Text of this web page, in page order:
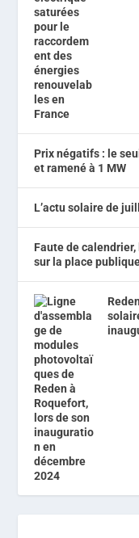
Prix négatifs : le
et ramené à 1 MW
L’actu solaire de
Faute de
sur la place